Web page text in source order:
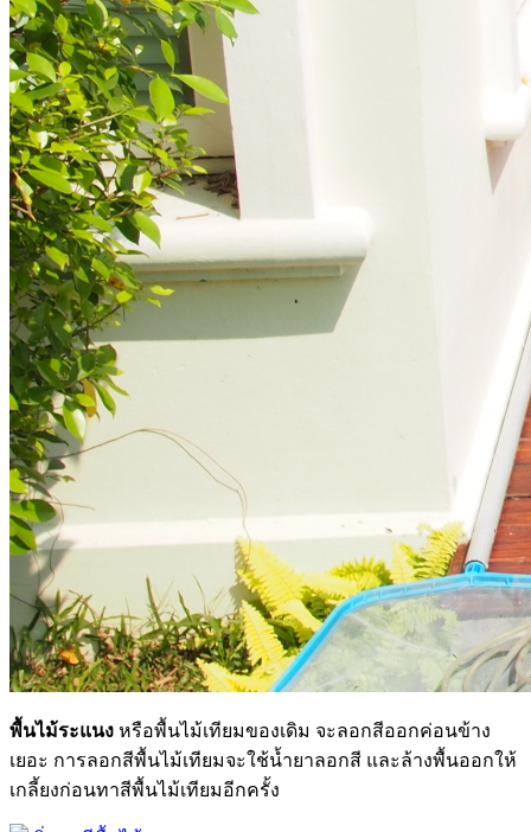
พื้นไม้ระแนง หรือพื้นไม้เทียมของเดิม จะลอกสีออกค่อนข้าง
เยอะ การลอกสีพื้นไม้เทียมจะใช้นํ้ายาลอกสี และล้างพื้นออกให้
เกลี้ยงก่อนทาสีพื้นไม้เทียมอีกครั้ง